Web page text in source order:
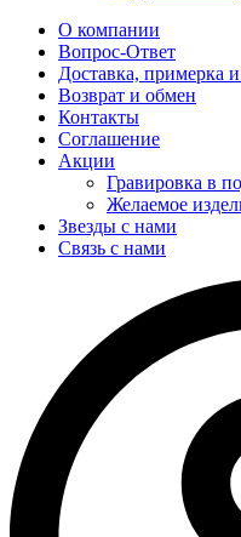
О компании
Вопрос-Ответ
Доставка, примерка
Возврат и обмен
Контакты
Соглашение
Акции
Гравировка в
Желаемое
Звезды с нами
Связь с нами